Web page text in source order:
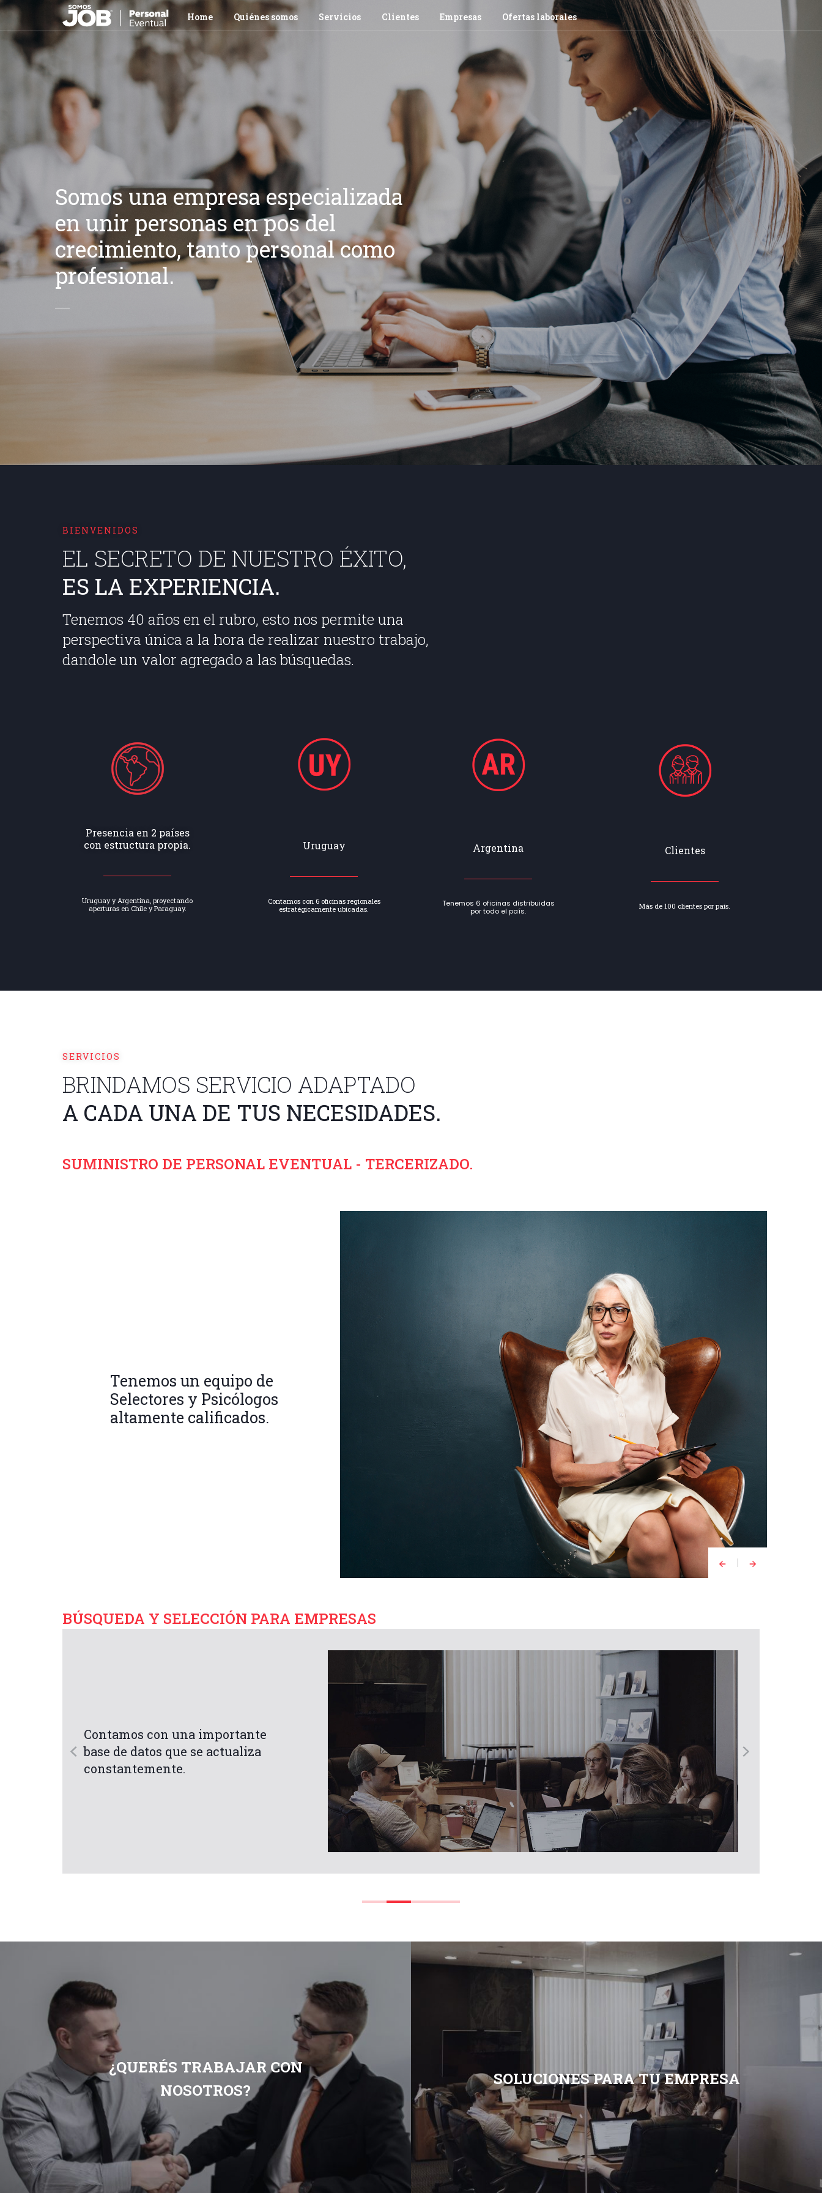
Home Quiénes somos Servicios Clientes Empresas Ofertas laborales
Somos una empresa especializada
en unir personas en pos del
crecimiento, tanto personal como
profesional.
BIENVENIDOS
EL SECRETO DE NUESTRO ÉXITO,​
ES LA EXPERIENCIA.​
Tenemos 40 años en el rubro, esto nos permite una
perspectiva única a la hora de realizar nuestro trabajo,
dandole un valor agregado a las búsquedas.
Presencia en 2 países
con estructura propia.
Uruguay y Argentina, proyectando
aperturas en Chile y Paraguay.
Uruguay
Contamos con 6 oficinas regionales
estratégicamente ubicadas.
Argentina
Tenemos 6 oficinas distribuidas
por todo el país.
Clientes
Más de 100 clientes por país.
SERVICIOS
BRINDAMOS SERVICIO ADAPTADO
A CADA UNA DE TUS NECESIDADES.
SUMINISTRO DE PERSONAL EVENTUAL - TERCERIZADO.
Tenemos un equipo de
Selectores y Psicólogos
altamente calificados.
BÚSQUEDA Y SELECCIÓN PARA EMPRESAS
importante
se actualiza
Sistema propio de selección Web
que sinergiza profesionales en
reclutamiento y tecnología.